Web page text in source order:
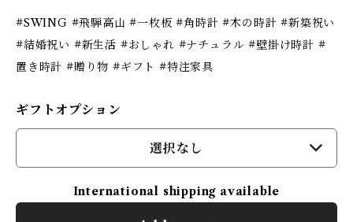
#SWING #飛騨高山 #一枚板 #角時計 #木の時計 #新築祝い
#結婚祝い #新生活 #おしゃれ #ナチュラル #壁掛け時計 #
置き時計 #贈り物 #ギフト #特注家具
ギフトオプション
選択なし
International shipping available